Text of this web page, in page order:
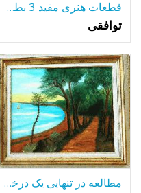
قطعات هنری مفید 3 بطری های آلومینیومی جلا
توافقی
مطالعه در تنهایی یک درخت تنها-در میان بسیاری از دریاچه.